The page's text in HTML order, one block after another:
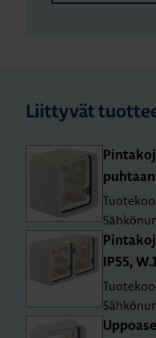
Liittyvät
IP55,